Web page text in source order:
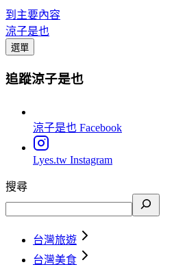
到主要內容
涼子是也
選單
追蹤涼子是也
涼子是也 Facebook
Lyes.tw Instagram
搜尋
台灣旅遊
台灣美食